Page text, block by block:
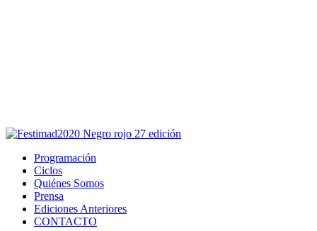
Programación
Ciclos
Quiénes Somos
Prensa
Ediciones Anteriores
CONTACTO